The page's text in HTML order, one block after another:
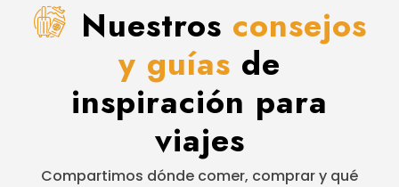
Nuestros consejos
y guías de
inspiración para
viajes
Compartimos dónde comer, comprar y qué